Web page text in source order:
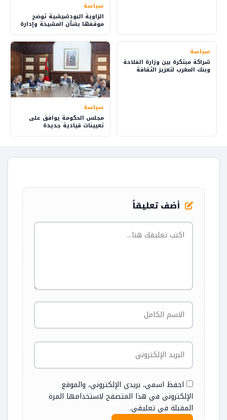
سياسة
الزاوية البودشيشية توضح
موقفها بشأن المشيخة وإدارة
سياسة
شراكة مبتكرة بين وزارة الفلاحة
وبنك المغرب لتعزيز الثقافة
سياسة
مجلس الحكومة يوافق على
تعيينات قيادية جديدة
أضف تعليقاً
احفظ اسمي، بريدي الإلكتروني، والموقع
الإلكتروني في هذا المتصفح لاستخدامها المرة
المقبلة في تعليقي.